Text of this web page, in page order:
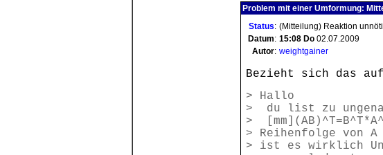
Problem mit einer Umformung:
Status: (Mitteilung) Reaktion
Datum: 15:08 Do 02.07.2009
Autor: weightgainer
Bezieht sich das
> Hallo
> du list zu
>
> Reihenfolge von
> ist es wirklich